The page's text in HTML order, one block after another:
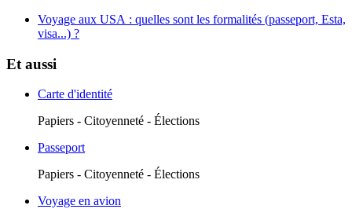
Voyage aux USA : quelles sont les formalités (passeport, Esta,
visa...) ?
Et aussi
Carte d'identité
Papiers - Citoyenneté - Élections
Passeport
Papiers - Citoyenneté - Élections
Voyage en avion